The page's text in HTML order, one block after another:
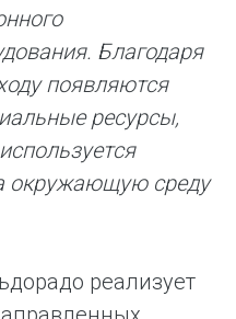
Благодаря
появляются
ресурсы,
окружающую среду
реализует